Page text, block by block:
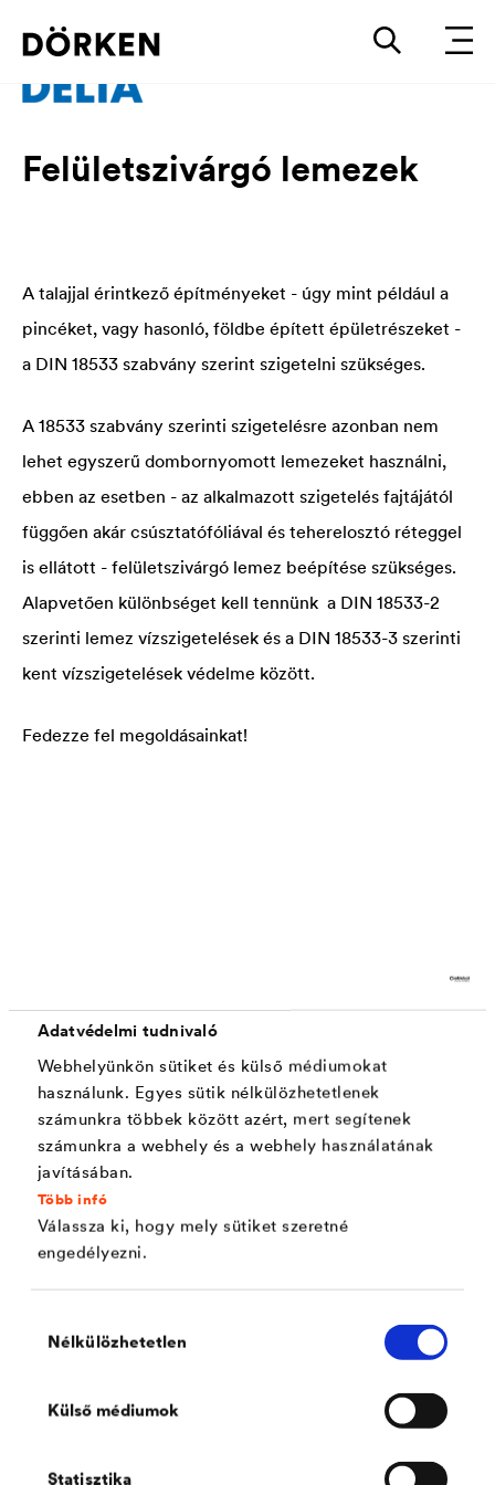
Adatvédelmi tudnivaló
Webhelyünkön sütiket és külső médiumokat
használunk. Egyes sütik nélkülözhetetlenek
számunkra többek között azért, mert segítenek
számunkra a webhely és a webhely használatának
javításában.
Több infó
Válassza ki, hogy mely sütiket szeretné
engedélyezni.
kiválasztása
Nélkülözhetetlen
Külső médiumok
Statisztika
Felületszivárgó lemezek
A talajjal érintkező építményeket - úgy mint például a
pincéket, vagy hasonló, földbe épített épületrészeket -
a DIN 18533 szabvány szerint szigetelni szükséges.
A 18533 szabvány szerinti szigetelésre azonban nem
lehet egyszerű dombornyomott lemezeket használni,
ebben az esetben - az alkalmazott szigetelés fajtájától
függően akár csúsztatófóliával és teherelosztó réteggel
is ellátott - felületszivárgó lemez beépítése szükséges.
Alapvetően különbséget kell tennünk a DIN 18533-2
szerinti lemez vízszigetelések és a DIN 18533-3 szerinti
kent vízszigetelések védelme között.
Fedezze fel megoldásainkat!
A hidegen öntapadó bitumenes vízszigetelésekre
közvetlenül fektethetők a felületszivárgó lemezek, mert
a lemez felső oldalán található HDPE hordozófólia védő-
és csúsztatórétegként funkcionál.
A kenhető vízszigetelések - mint például a polimerrel
módosított bitumenes vastagbevonatok - ezzel szemben
felületszivárgó lemez beépítése szükséges, a szigetelés
károknak a megakadályozása/megelőzése érdekében.